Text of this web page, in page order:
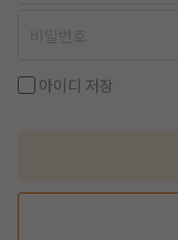
아이디 저장